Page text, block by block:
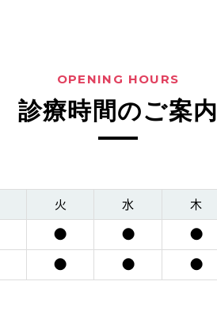
OPENING HOURS
診療時間のご案内
火 水 木
● ● ●
● ● ●